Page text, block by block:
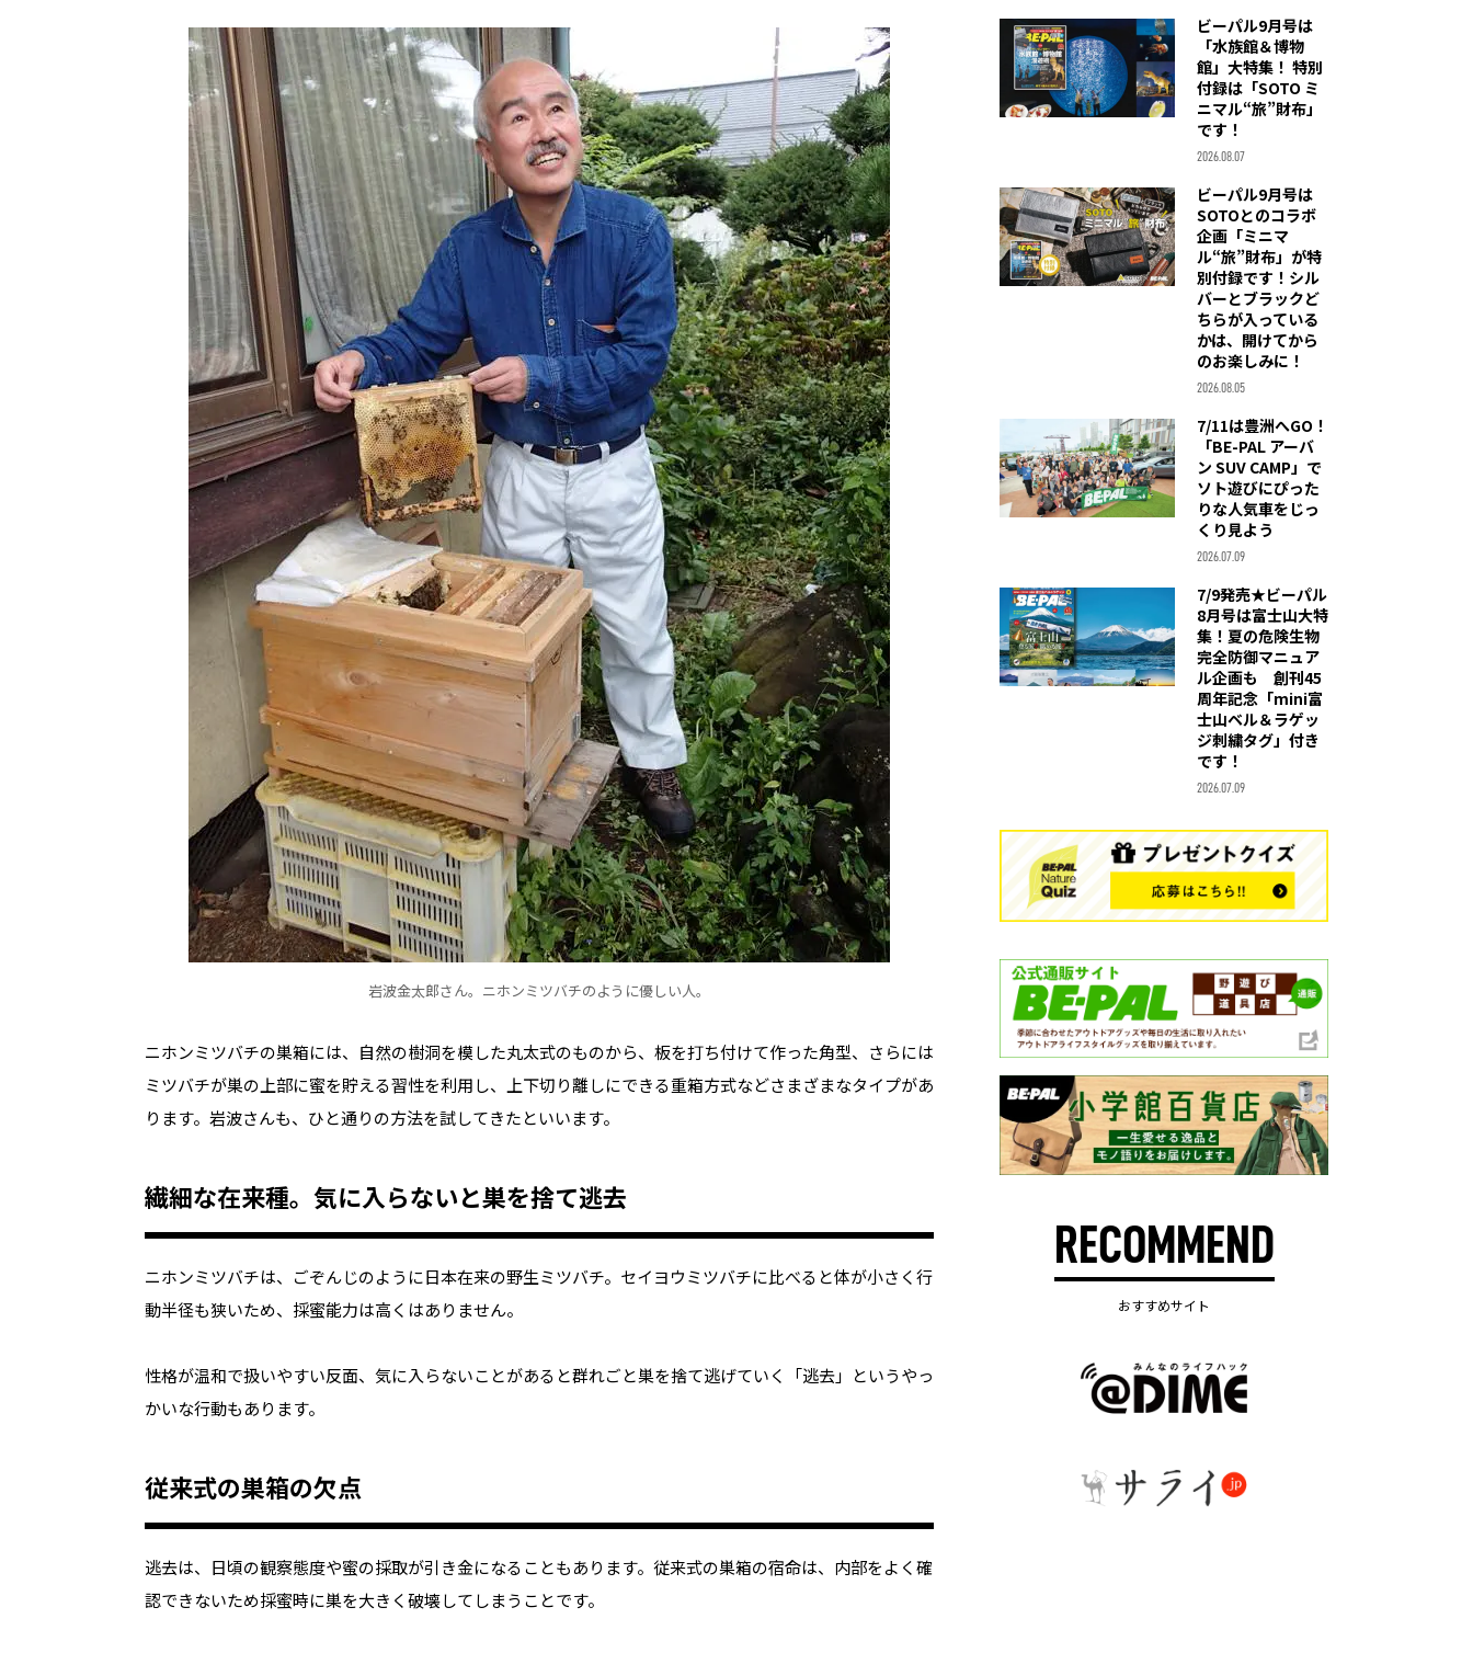
岩波金太郎さん。ニホンミツバチのように優しい人。
ニホンミツバチの巣箱には、自然の樹洞を模した丸太式のものから、板を打ち付けて作った角型、さらには
ミツバチが巣の上部に蜜を貯える習性を利用し、上下切り離しにできる重箱方式などさまざまなタイプがあ
ります。岩波さんも、ひと通りの方法を試してきたといいます。
繊細な在来種。気に入らないと巣を捨て逃去
ニホンミツバチは、ごぞんじのように日本在来の野生ミツバチ。セイヨウミツバチに比べると体が小さく行
動半径も狭いため、採蜜能力は高くはありません。
性格が温和で扱いやすい反面、気に入らないことがあると群れごと巣を捨て逃げていく「逃去」というやっ
かいな行動もあります。
従来式の巣箱の欠点
逃去は、日頃の観察態度や蜜の採取が引き金になることもあります。従来式の巣箱の宿命は、内部をよく確
認できないため採蜜時に巣を大きく破壊してしまうことです。
ビーパル9月号は
「水族館＆博物
館」大特集！ 特別
付録は「SOTO ミ
ニマル“旅”財布」
です！
2026.08.07
ビーパル9月号は
SOTOとのコラボ
企画「ミニマ
ル“旅”財布」が特
別付録です！シル
バーとブラックど
ちらが入っている
かは、開けてから
のお楽しみに！
2026.08.05
7/11は豊洲へGO！
「BE-PAL アーバ
ン SUV CAMP」で
ソト遊びにぴった
りな人気車をじっ
くり見よう
2026.07.09
7/9発売★ビーパル
8月号は富士山大特
集！夏の危険生物
完全防御マニュア
ル企画も 創刊45
周年記念「mini富
士山ベル＆ラゲッ
ジ刺繍タグ」付き
です！
2026.07.09
RECOMMEND
おすすめサイト